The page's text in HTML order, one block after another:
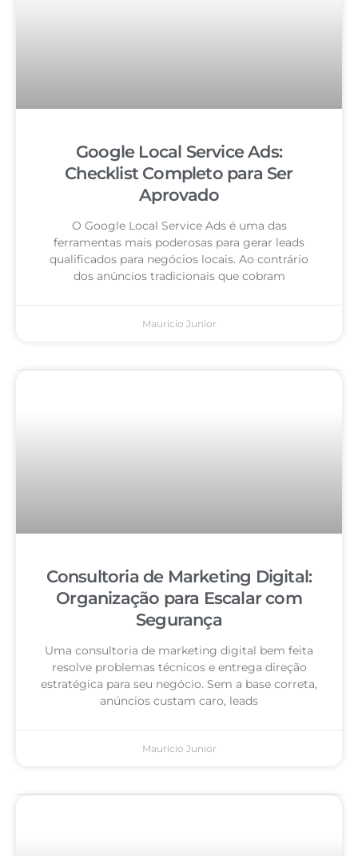
Google Local Service Ads:
Checklist Completo para Ser
Aprovado
O Google Local Service Ads é uma das
ferramentas mais poderosas para gerar leads
qualificados para negócios locais. Ao contrário
dos anúncios tradicionais que cobram
Mauricio Junior
Consultoria de Marketing Digital:
Organização para Escalar com
Segurança
Uma consultoria de marketing digital bem feita
resolve problemas técnicos e entrega direção
estratégica para seu negócio. Sem a base correta,
anúncios custam caro, leads
Mauricio Junior